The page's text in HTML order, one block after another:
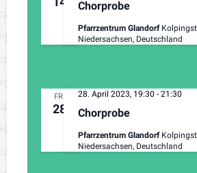
Chorprobe
Pfarrzentrum Glandorf
Niedersachsen, Deutschland
FR.
28 Chorprobe
28. April 2023, 19:30 - 21:30
Pfarrzentrum Glandorf
Niedersachsen, Deutschland